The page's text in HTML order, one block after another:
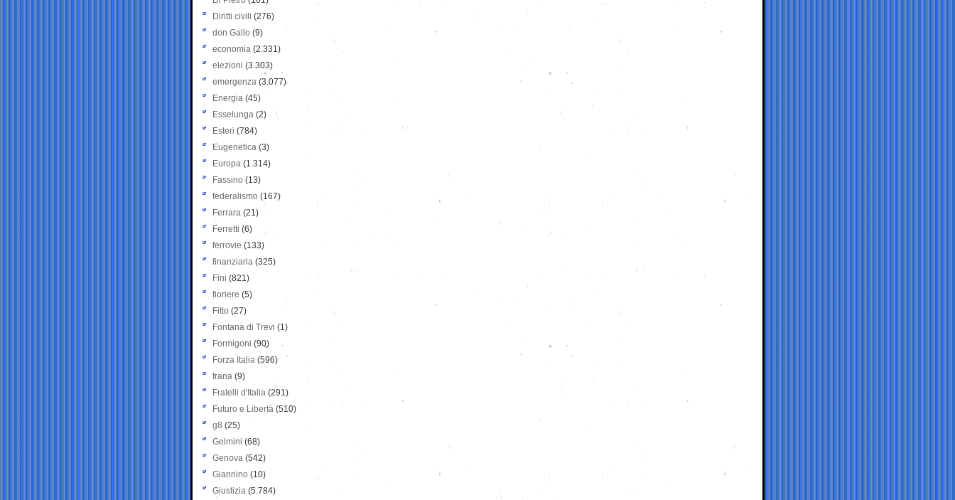
Diritti civili (276)
don Gallo (9)
economia (2.331)
elezioni (3.303)
emergenza (3.077)
Energia (45)
Esselunga (2)
Esteri (784)
Eugenetica (3)
Europa (1.314)
Fassino (13)
federalismo (167)
Ferrara (21)
Ferretti (6)
ferrovie (133)
finanziaria (325)
Fini (821)
fioriere (5)
Fitto (27)
Fontana di Trevi (1)
Formigoni (90)
Forza Italia (596)
frana (9)
Fratelli d'Italia (291)
Futuro e Libertà (510)
g8 (25)
Gelmini (68)
Genova (542)
Giannino (10)
Giustizia (5.784)